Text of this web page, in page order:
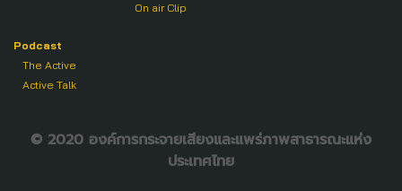
On air Clip
Podcast
The Active
Active Talk
© 2020 องค์การกระจายเสียงและแพร่ภาพสาธารณะแห่ง
ประเทศไทย